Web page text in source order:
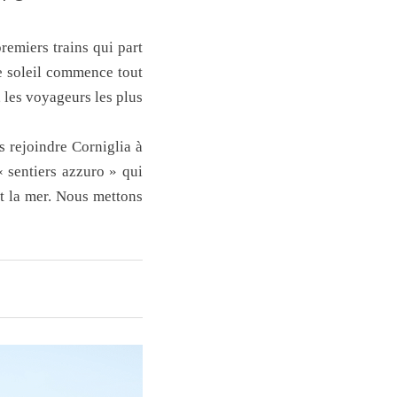
trains qui part
soleil commence tout
voyageurs les plus
rejoindre Corniglia à
sentiers azzuro » qui
la mer. Nous mettons